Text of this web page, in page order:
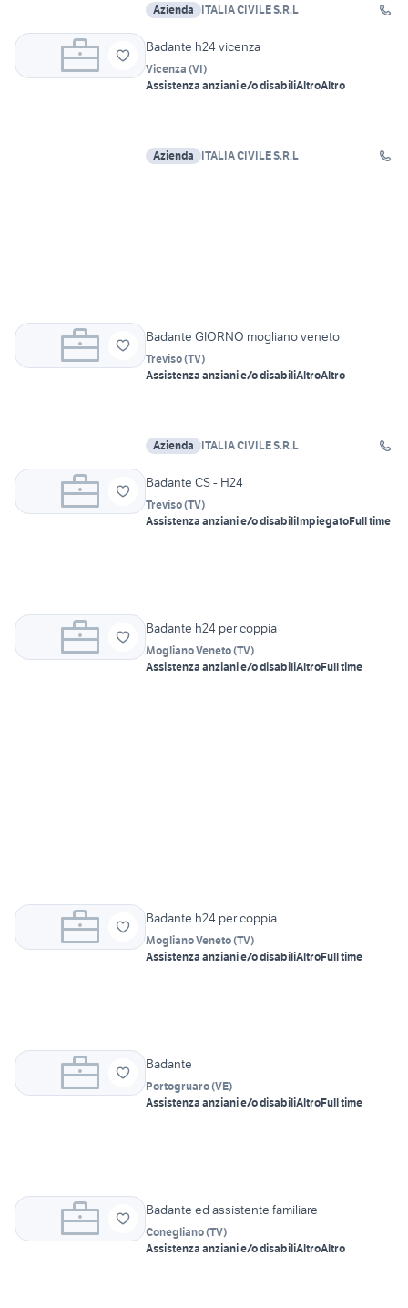
Azienda ITALIA CIVILE S.R.L
Badante h24 vicenza
Vicenza (VI)
Assistenza anziani e/o disabiliAltroAltro
Azienda ITALIA CIVILE S.R.L
Badante GIORNO mogliano veneto
Treviso(TV)
Assistenza anziani e/o disabiliAltroAltro
Azienda ITALIA CIVILE S.R.L
Badante CS - H24
Treviso(TV)
Assistenza anziani e/o disabiliImpiegatoFull time
Badante h24 per coppia
Mogliano Veneto(TV)
Assistenza anziani e/o disabiliAltroFull time
Badante h24 per coppia
Mogliano Veneto(TV)
Assistenza anziani e/o disabiliAltroFull time
Badante
Portogruaro(VE)
Assistenza anziani e/o disabiliAltroFull time
Badante ed assistente familiare
Conegliano(TV)
Assistenza anziani e/o disabiliAltroAltro